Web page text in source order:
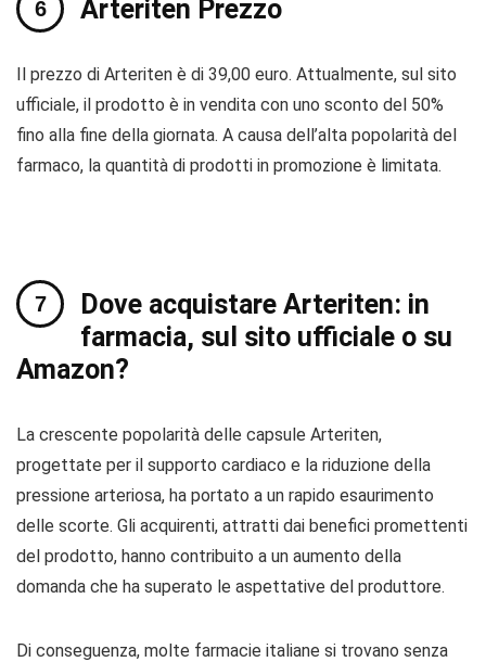
Arteriten Prezzo
Il prezzo di Arteriten è di 39,00 euro. Attualmente, sul sito
ufficiale, il prodotto è in vendita con uno sconto del 50%
fino alla fine della giornata. A causa dell’alta popolarità del
farmaco, la quantità di prodotti in promozione è limitata.
Dove acquistare Arteriten: in
farmacia, sul sito ufficiale o su
Amazon?
La crescente popolarità delle capsule Arteriten,
progettate per il supporto cardiaco e la riduzione della
pressione arteriosa, ha portato a un rapido esaurimento
delle scorte. Gli acquirenti, attratti dai benefici promettenti
del prodotto, hanno contribuito a un aumento della
domanda che ha superato le aspettative del produttore.
Di conseguenza, molte farmacie italiane si trovano senza